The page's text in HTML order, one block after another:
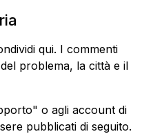
qui. I commenti
problema, la città e il
o agli account di
pubblicati di seguito.